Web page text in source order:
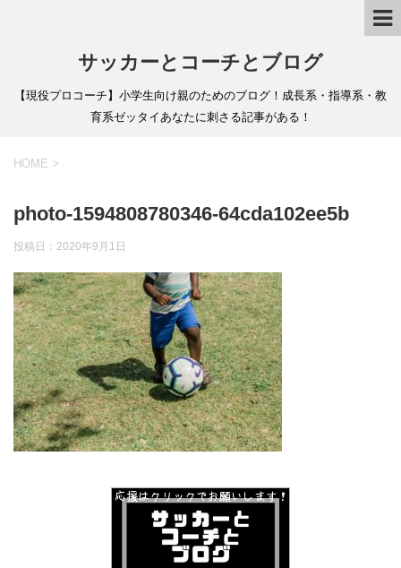
サッカーとコーチとブログ
【現役プロコーチ】小学生向け親のためのブログ！成長系・指導系・教
育系ゼッタイあなたに刺さる記事がある！
HOME >
photo-1594808780346-64cda102ee5b
投稿日： 2020年9月1日